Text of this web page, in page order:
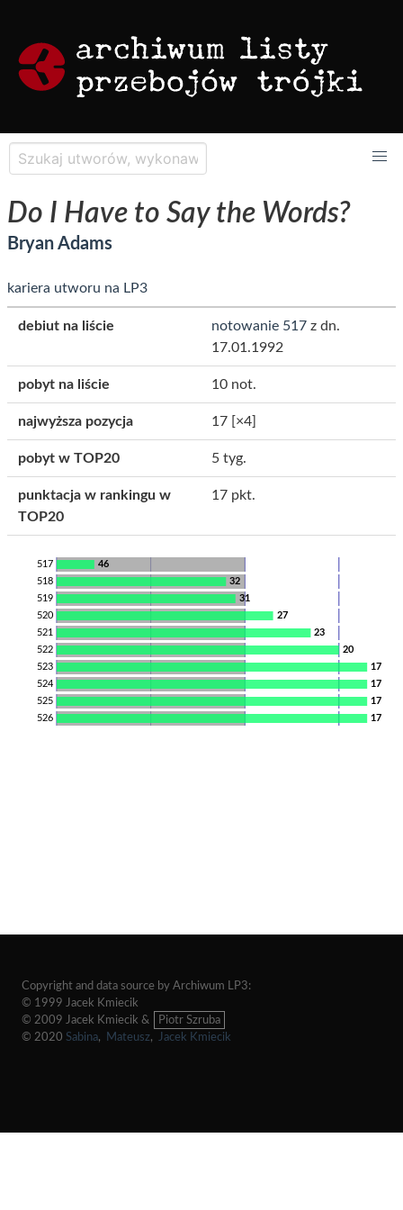
Do I Have to Say the Words?
Bryan Adams
kariera utworu na LP3
debiut na liście notowanie 517 z dn.
17.01.1992
pobyt na liście 10 not.
najwyższa pozycja 17 [×4]
pobyt w TOP20 5 tyg.
punktacja w rankingu w
TOP20
17 pkt.
46
517
32
518
31
519
27
520
23
521
20
522
17
523
17
524
17
525
17
526
Copyright and data source by Archiwum LP3:
© 1999 Jacek Kmiecik
© 2009 Jacek Kmiecik &
Piotr Szruba
© 2020 Sabina, Mateusz, Jacek Kmiecik